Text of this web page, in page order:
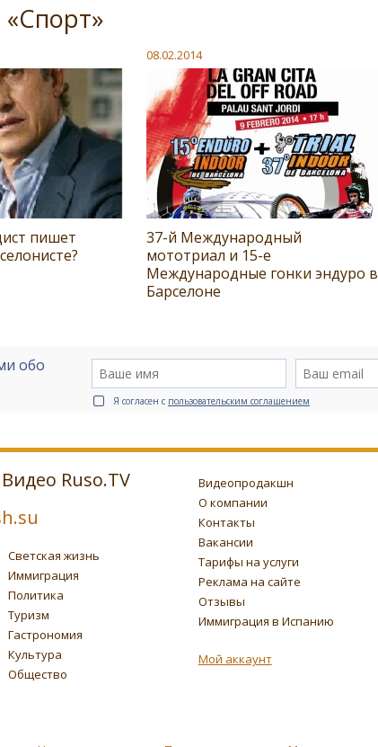
пишет
08.02.2014
37-й Международный
мототриал и 15-е
Международные гонки эндуро в
Барселоне
обо
Я согласен с пользовательским соглашением
Видео Ruso.TV
Светская жизнь
Иммиграция
Политика
Туризм
Гастрономия
Культура
Общество
Видеопродакшн
О компании
Контакты
Вакансии
Тарифы на услуги
Реклама на сайте
Отзывы
Иммиграция в Испанию
Мой аккаунт